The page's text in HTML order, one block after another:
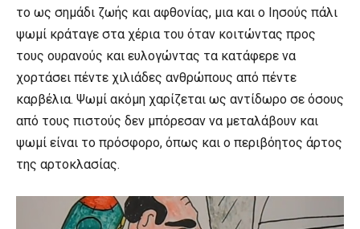
το ως σημάδι ζωής και αφθονίας, μια και ο Ιησούς πάλι
ψωμί κράταγε στα χέρια του όταν κοιτώντας προς
τους ουρανούς και ευλογώντας τα κατάφερε να
χορτάσει πέντε χιλιάδες ανθρώπους από πέντε
καρβέλια. Ψωμί ακόμη χαρίζεται ως αντίδωρο σε όσους
από τους πιστούς δεν μπόρεσαν να μεταλάβουν και
ψωμί είναι το πρόσφορο, όπως και ο περιβόητος άρτος
της αρτοκλασίας.